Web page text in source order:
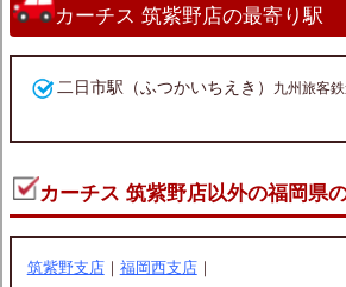
カーチス 筑紫野店の最寄り駅
二日市駅（ふつかいちえき） 九州旅客
カーチス 筑紫野店以外の福岡県
筑紫野支店｜ 福岡西支店｜